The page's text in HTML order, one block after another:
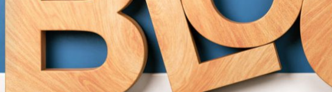
BLOG
und Anregungen von Grit Moschke